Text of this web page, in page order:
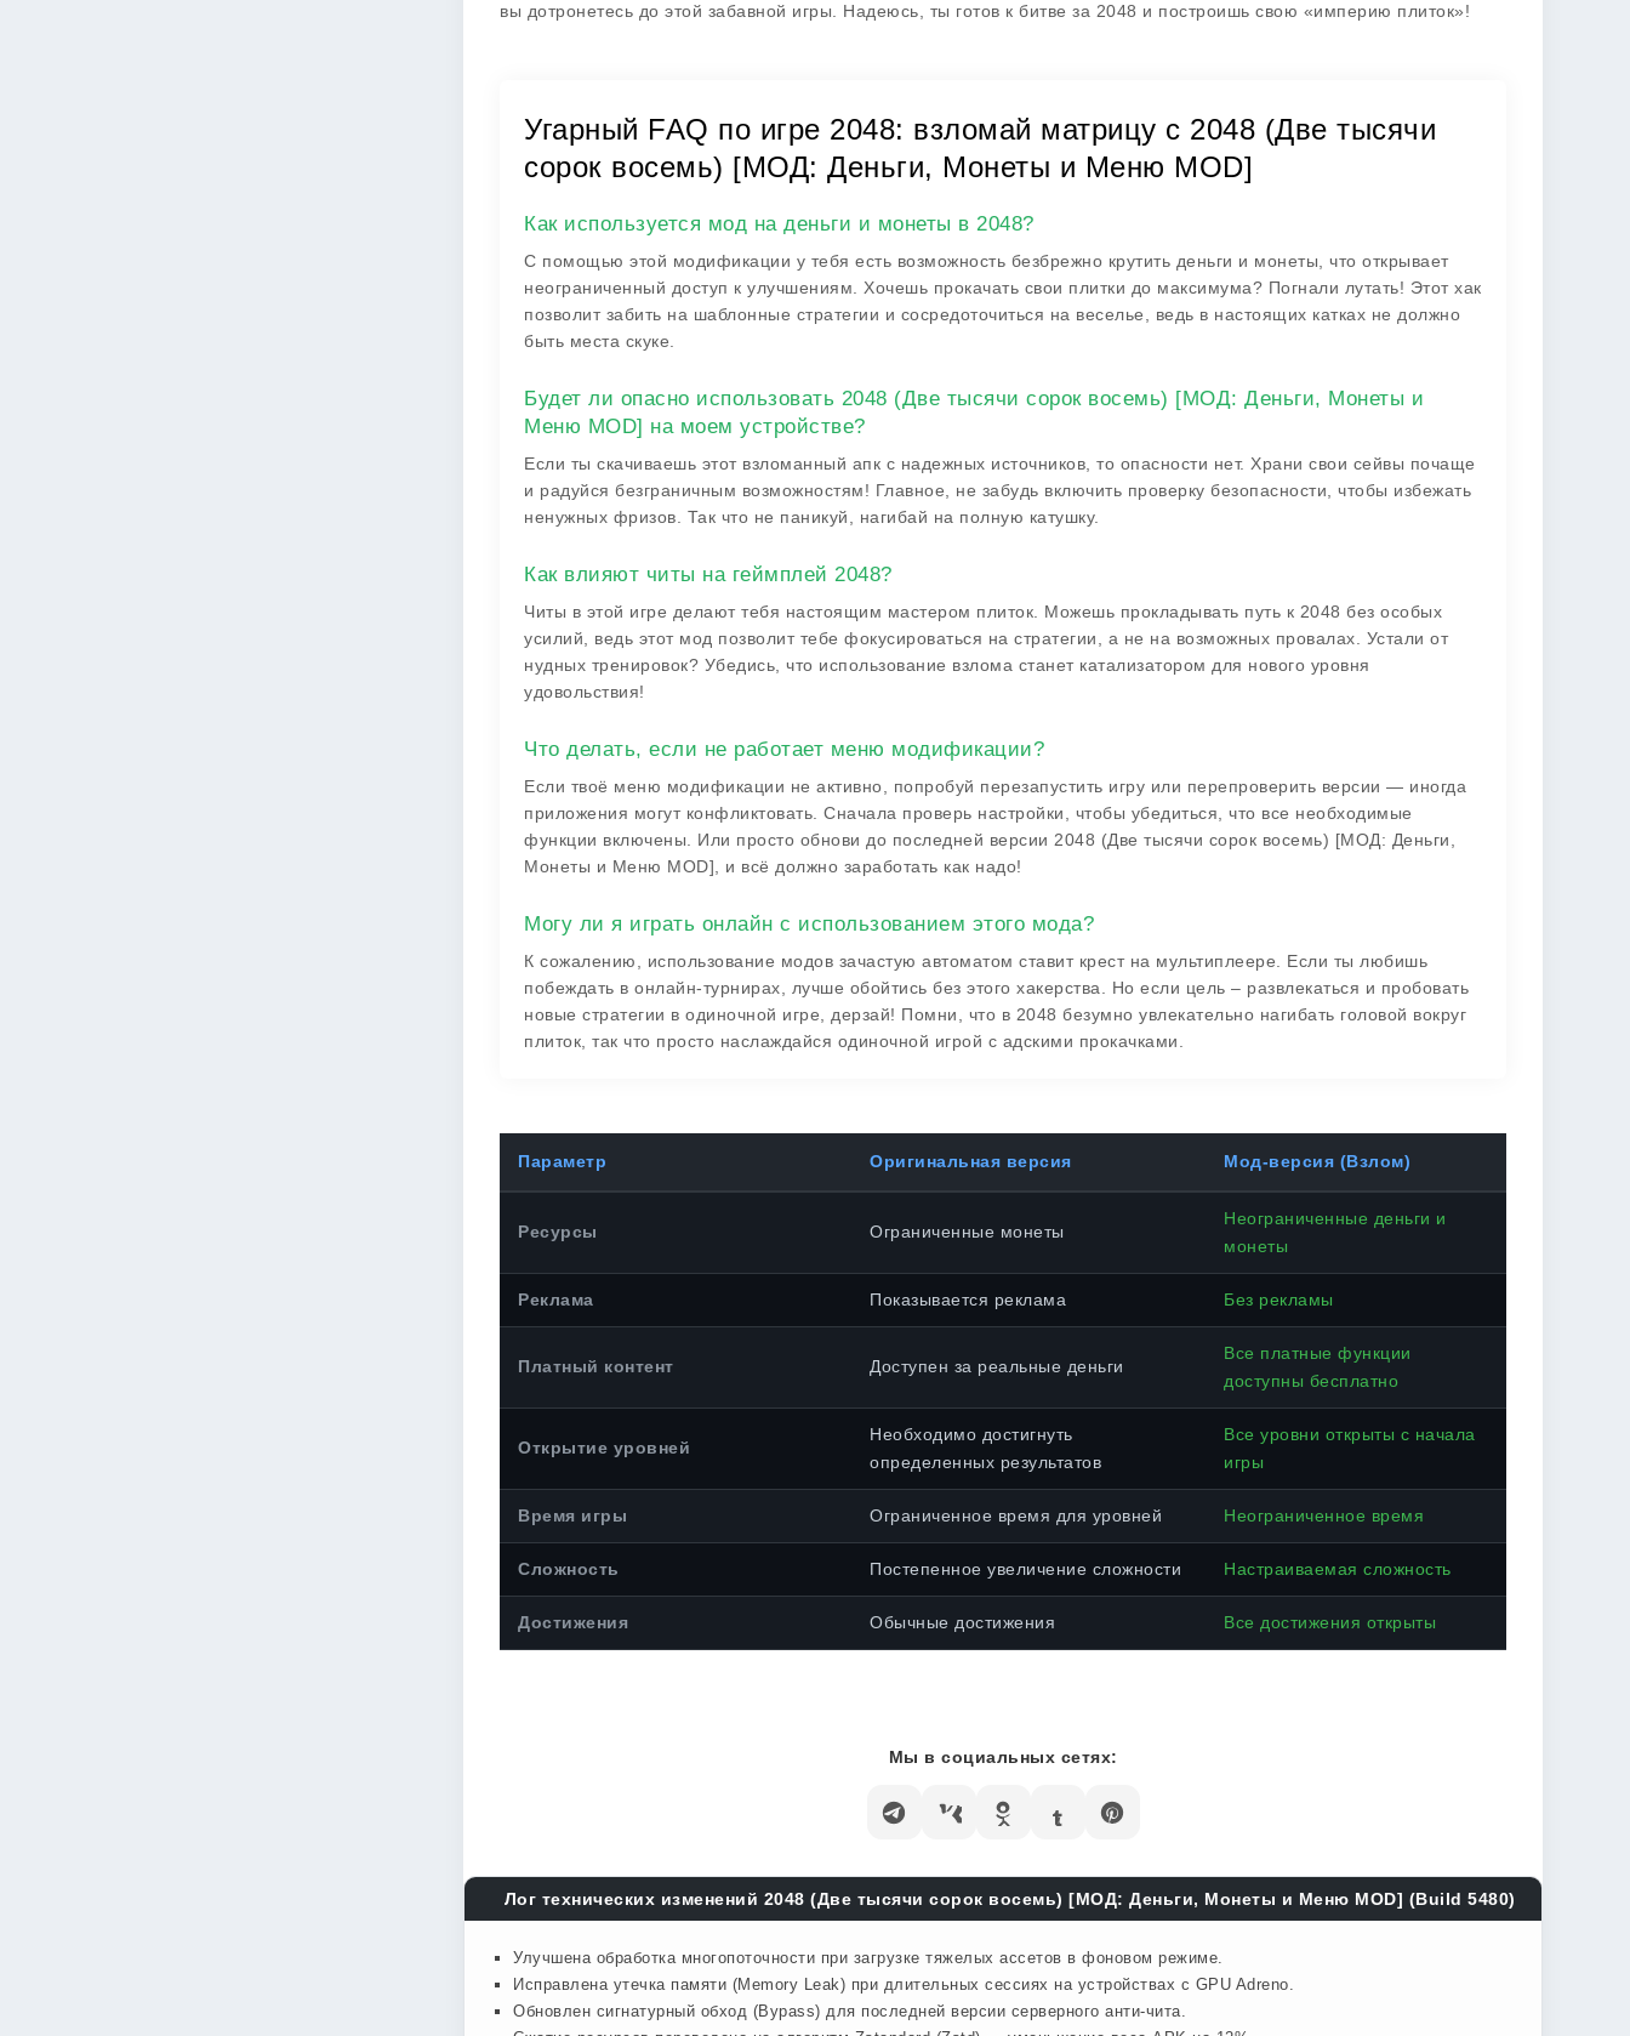
вы дотронетесь до этой забавной игры. Надеюсь, ты готов к битве за 2048 и построишь свою «империю плиток»!
Угарный FAQ по игре 2048: взломай матрицу с 2048 (Две тысячи
сорок восемь) [МОД: Деньги, Монеты и Меню MOD]
Как используется мод на деньги и монеты в 2048?
С помощью этой модификации у тебя есть возможность безбрежно крутить деньги и монеты, что открывает
неограниченный доступ к улучшениям. Хочешь прокачать свои плитки до максимума? Погнали лутать! Этот хак
позволит забить на шаблонные стратегии и сосредоточиться на веселье, ведь в настоящих катках не должно
быть места скуке.
Будет ли опасно использовать 2048 (Две тысячи сорок восемь) [МОД: Деньги, Монеты и
Меню MOD] на моем устройстве?
Если ты скачиваешь этот взломанный апк с надежных источников, то опасности нет. Храни свои сейвы почаще
и радуйся безграничным возможностям! Главное, не забудь включить проверку безопасности, чтобы избежать
ненужных фризов. Так что не паникуй, нагибай на полную катушку.
Как влияют читы на геймплей 2048?
Читы в этой игре делают тебя настоящим мастером плиток. Можешь прокладывать путь к 2048 без особых
усилий, ведь этот мод позволит тебе фокусироваться на стратегии, а не на возможных провалах. Устали от
нудных тренировок? Убедись, что использование взлома станет катализатором для нового уровня
удовольствия!
Что делать, если не работает меню модификации?
Если твоё меню модификации не активно, попробуй перезапустить игру или перепроверить версии — иногда
приложения могут конфликтовать. Сначала проверь настройки, чтобы убедиться, что все необходимые
функции включены. Или просто обнови до последней версии 2048 (Две тысячи сорок восемь) [МОД: Деньги,
Монеты и Меню MOD], и всё должно заработать как надо!
Могу ли я играть онлайн с использованием этого мода?
К сожалению, использование модов зачастую автоматом ставит крест на мультиплеере. Если ты любишь
побеждать в онлайн-турнирах, лучше обойтись без этого хакерства. Но если цель – развлекаться и пробовать
новые стратегии в одиночной игре, дерзай! Помни, что в 2048 безумно увлекательно нагибать головой вокруг
плиток, так что просто наслаждайся одиночной игрой с адскими прокачками.
Параметр Оригинальная версия Мод-версия (Взлом)
Ресурсы Ограниченные монеты
Неограниченные деньги и
монеты
Реклама Показывается реклама Без рекламы
Платный контент Доступен за реальные деньги
Все платные функции
доступны бесплатно
Открытие уровней
Необходимо достигнуть
определенных результатов
Все уровни открыты с начала
игры
Время игры Ограниченное время для уровней Неограниченное время
Сложность Постепенное увеличение сложности Настраиваемая сложность
Достижения Обычные достижения Все достижения открыты
Мы в социальных сетях:
Лог технических изменений 2048 (Две тысячи сорок восемь) [МОД: Деньги, Монеты и Меню MOD] (Build 5480)
Улучшена обработка многопоточности при загрузке тяжелых ассетов в фоновом режиме.
Исправлена утечка памяти (Memory Leak) при длительных сессиях на устройствах с GPU Adreno.
Обновлен сигнатурный обход (Bypass) для последней версии серверного анти-чита.